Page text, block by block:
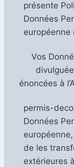
présente
Données
Vos
énoncées à
permis-
Données
de les
extérieures